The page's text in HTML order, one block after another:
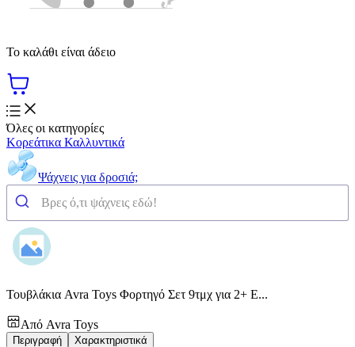
Το καλάθι είναι άδειο
Όλες οι κατηγορίες
Κορεάτικα Καλλυντικά
Ψάχνεις για δροσιά;
Τουβλάκια Avra Toys Φορτηγό Σετ 9τμχ για 2+ Ε...
Από Avra Toys
Περιγραφή Χαρακτηριστικά